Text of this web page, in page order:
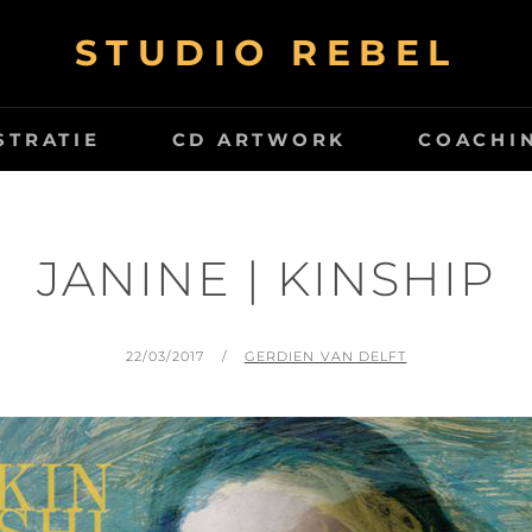
STUDIO REBEL
CD ARTWORK
JANINE | KINSHIP
GEPLAATST
22/03/2017 BY
GERDIEN VAN DELFT